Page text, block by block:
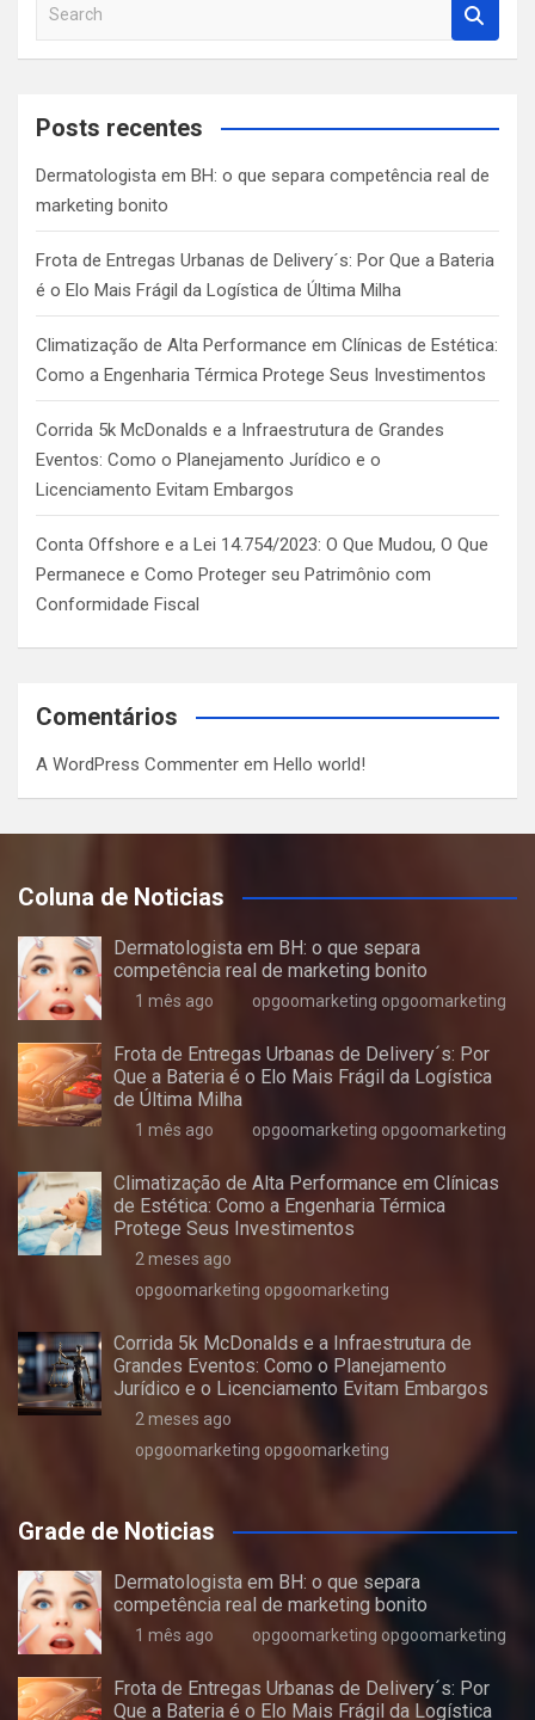
a
c
Posts recentes
Dermatologista em BH: o que separa competência real de
marketing bonito
Frota de Entregas Urbanas de Delivery´s: Por Que a Bateria
é o Elo Mais Frágil da Logística de Última Milha
Climatização de Alta Performance em Clínicas de Estética:
Como a Engenharia Térmica Protege Seus Investimentos
Corrida 5k McDonalds e a Infraestrutura de Grandes
Eventos: Como o Planejamento Jurídico e o
Licenciamento Evitam Embargos
Conta Offshore e a Lei 14.754/2023: O Que Mudou, O Que
Permanece e Como Proteger seu Patrimônio com
Conformidade Fiscal
Comentários
A WordPress Commenter em Hello world!
Coluna de Noticias
Dermatologista em BH: o que separa
competência real de marketing bonito
1 mês ago opgoomarketing opgoomarketing
Frota de Entregas Urbanas de Delivery´s: Por
Que a Bateria é o Elo Mais Frágil da Logística
de Última Milha
1 mês ago opgoomarketing opgoomarketing
Climatização de Alta Performance em Clínicas
de Estética: Como a Engenharia Térmica
Protege Seus Investimentos
2 meses ago
opgoomarketing opgoomarketing
Corrida 5k McDonalds e a Infraestrutura de
Grandes Eventos: Como o Planejamento
Jurídico e o Licenciamento Evitam Embargos
2 meses ago
opgoomarketing opgoomarketing
Grade de Noticias
Dermatologista em BH: o que separa
competência real de marketing bonito
1 mês ago opgoomarketing opgoomarketing
Frota de Entregas Urbanas de Delivery´s: Por
Que a Bateria é o Elo Mais Frágil da Logística